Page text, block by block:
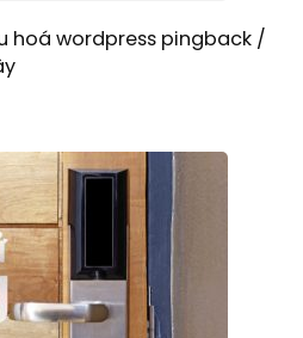
hoá wordpress pingback /